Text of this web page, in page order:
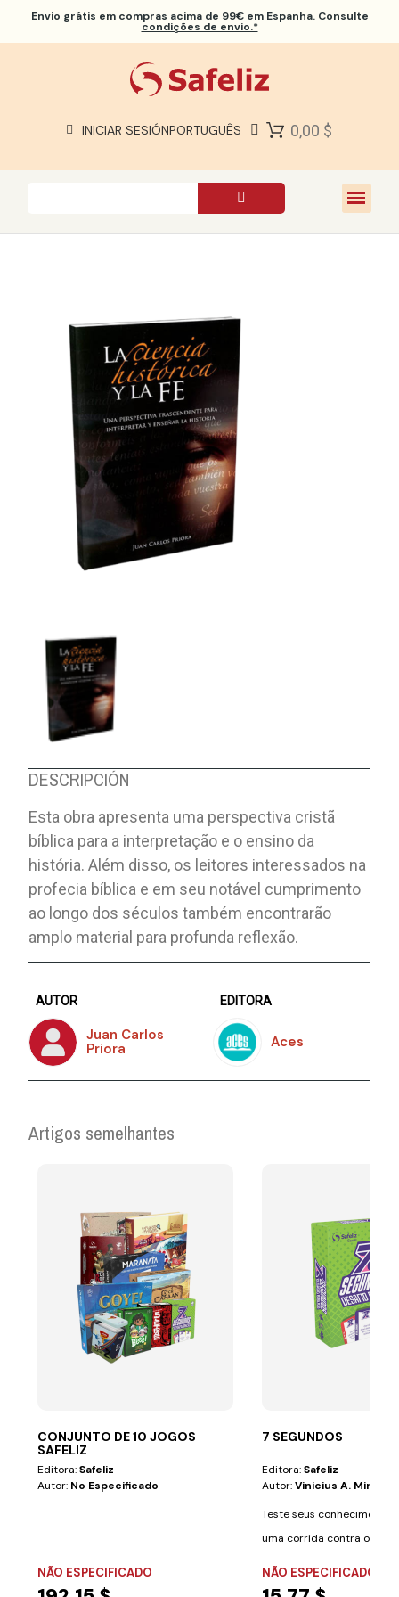
Envio grátis em compras acima de 99€ em Espanha. Consulte
condições de envio.*
INICIAR SESIÓNPORTUGUÊS 0,00 $
SOBRE NÓS
DESCRIPCIÓN
Esta obra apresenta uma perspectiva cristã
bíblica para a interpretação e o ensino da
história. Além disso, os leitores interessados ​​na
profecia bíblica e em seu notável cumprimento
ao longo dos séculos também encontrarão
amplo material para profunda reflexão.
AUTOR
Juan Carlos
Priora
EDITORA
Aces
Artigos semelhantes
CONJUNTO DE 10 JOGOS
SAFELIZ
Editora:Safeliz
Autor: No Especificado
NÃO ESPECIFICADO
7 SEGUNDOS
Editora:Safeliz
Autor:Vinicius A. Miranda
Teste seus
uma corrida contra o
NÃO ESPECIFICADO